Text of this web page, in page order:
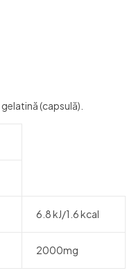
(capsulă).
6.8 kJ/1.6 kcal
2000mg